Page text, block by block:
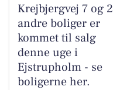
Krejbjergvej 7 og 2
andre boliger er
kommet til salg
denne uge i
Ejstrupholm - se
boligerne her.